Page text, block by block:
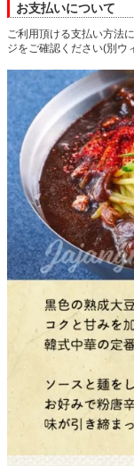
お支払いについて
ご利用頂ける支払い方法
ジをご確認ください(別ウ